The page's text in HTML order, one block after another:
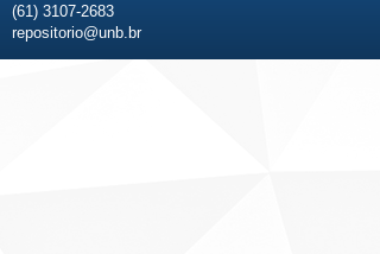
(61) 3107-2683
repositorio@unb.br